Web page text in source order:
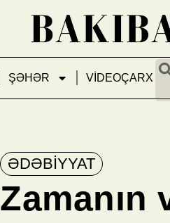
ŞƏHƏR VİDEOÇARX
ƏDƏBİYYAT
Zamanın